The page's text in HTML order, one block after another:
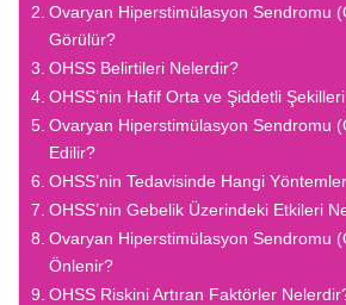
Ovaryan Hiperstimülasyon Sendromu
Görülür?
OHSS Belirtileri Nelerdir?
OHSS’nin Hafif Orta ve Şiddetli
Ovaryan Hiperstimülasyon Sendromu
Edilir?
OHSS’nin Tedavisinde Hangi
OHSS’nin Gebelik Üzerindeki Etkileri
Ovaryan Hiperstimülasyon Sendromu
Önlenir?
OHSS Riskini Artıran Faktörler